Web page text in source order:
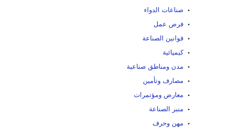
صناعات الدواء
فرص عمل
قوانين الصناعة
كيميائية
مدن ومناطق صناعية
مصارف وتأمين
معارض ومؤتمرات
منبر الصناعة
مهن وحرف